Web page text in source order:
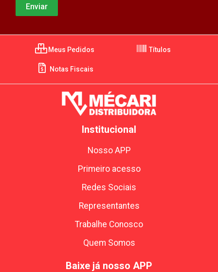
Meus Pedidos Títulos
Notas Fiscais
Institucional
Nosso APP
Primeiro acesso
Redes Sociais
Representantes
Trabalhe Conosco
Quem Somos
Baixe já nosso APP